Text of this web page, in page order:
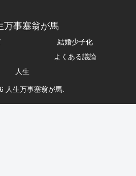
万事塞翁が馬
結婚少子化
よくある議論
人生
人生万事塞翁が馬.